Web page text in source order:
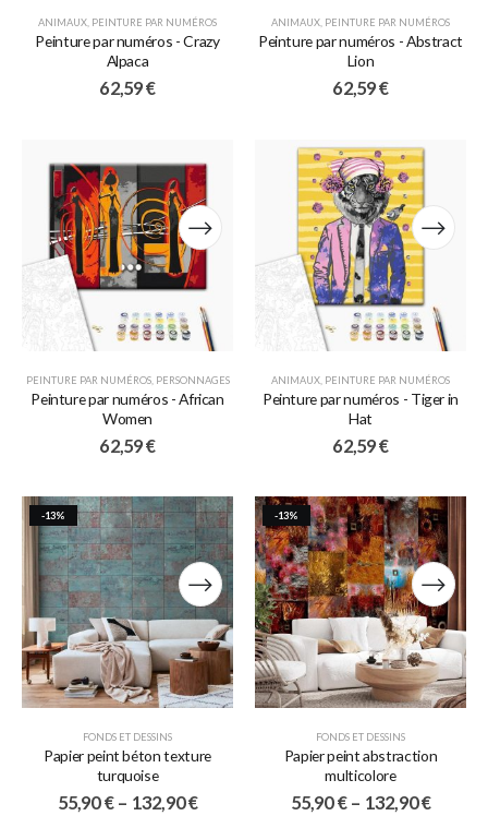
ANIMAUX PEINTURE PAR NUMÉROS
Peinture par numéros - Crazy
Alpaca
62,59€
ANIMAUX PEINTURE PAR NUMÉROS
Peinture par numéros - Abstract
Lion
62,59€
PEINTURE PAR NUMÉROS, PERSONNAGES
Peinture par numéros - African
Women
62,59€
ANIMAUX PEINTURE PAR NUMÉROS
Peinture par numéros - Tiger in
Hat
62,59€
-13%
FONDS ET DESSINS
Papier peint béton texture
turquoise
55,90€ – 132,90€
-13%
FONDS ET DESSINS
Papier peint abstraction
multicolore
55,90€ – 132,90€